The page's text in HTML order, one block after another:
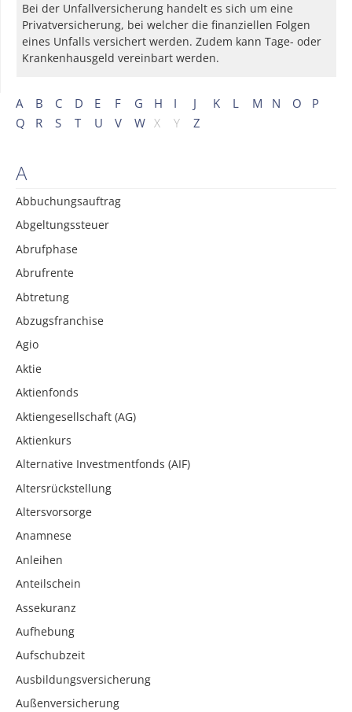
A B C D E F G H I J K L M N O
P
Q
R S T U V W X Y Z
A
Abbuchungsauftrag
Abgeltungssteuer
Abrufphase
Abrufrente
Abtretung
Abzugsfranchise
Agio
Aktie
Aktienfonds
Aktiengesellschaft (AG)
Aktienkurs
Alternative Investmentfonds (AIF)
Altersrückstellung
Altersvorsorge
Anamnese
Anleihen
Anteilschein
Assekuranz
Aufhebung
Aufschubzeit
Ausbildungsversicherung
Außenversicherung
Bei der Unfallversicherung handelt es sich um eine
Privatversicherung, bei welcher die finanziellen Folgen
eines Unfalls versichert werden. Zudem kann Tage- oder
Krankenhausgeld vereinbart werden.